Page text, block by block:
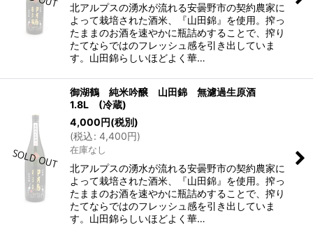
北アルプスの湧水が流れる安曇野市の契約農家に
よって栽培された酒米、『山田錦』を使用。搾っ
たままのお酒を速やかに瓶詰めすることで、搾り
たてならではのフレッシュ感を引き出していま
す。山田錦らしいほどよく華…
御湖鶴 純米吟醸 山田錦 無濾過生原酒
1.8L (冷蔵)
4,000円(税別)
(税込: 4,400円)
在庫なし
北アルプスの湧水が流れる安曇野市の契約農家に
よって栽培された酒米、『山田錦』を使用。搾っ
たままのお酒を速やかに瓶詰めすることで、搾り
たてならではのフレッシュ感を引き出していま
す。山田錦らしいほどよく華…